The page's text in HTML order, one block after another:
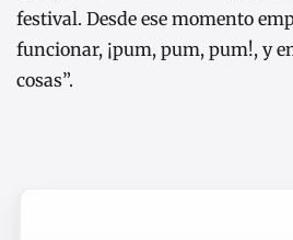
festival. Desde ese momento
funcionar, ¡pum, pum, pum!, y
cosas”.